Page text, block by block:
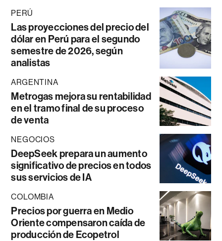
PERÚ
Las proyecciones del precio del
dólar en Perú para el segundo
semestre de 2026, según
analistas
ARGENTINA
Metrogas mejora su rentabilidad
en el tramo final de su proceso
de venta
NEGOCIOS
DeepSeek prepara un aumento
significativo de precios en todos
sus servicios de IA
COLOMBIA
Precios por guerra en Medio
Oriente compensaron caída de
producción de Ecopetrol